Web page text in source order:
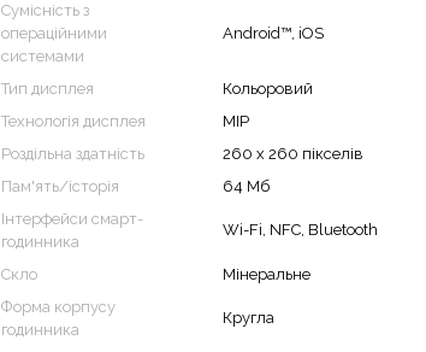
Сумісність з
операційними
системами
Android™, iOS
Тип дисплея
Кольоровий
Технологія дисплея
MIP
Роздільна здатність
260 x 260 пікселів
Пам'ять/історія
64 Мб
Інтерфейси смарт-
годинника
Wi-Fi, NFC, Bluetooth
Скло
Мінеральне
Форма корпусу
годинника
Кругла